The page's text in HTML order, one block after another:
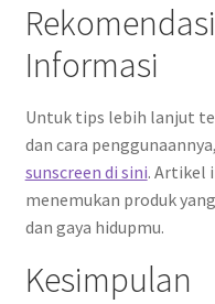
Informasi
Untuk tips lebih lanjut
dan cara
sunscreen di sini. Artikel
menemukan produk
dan gaya hidupmu.
Kesimpulan